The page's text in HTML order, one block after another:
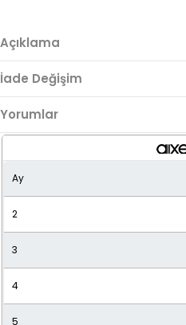
Açıklama
İade Değişim
Yorumlar
Ay
2
3
4
5